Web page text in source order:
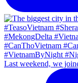
Last weekend, we